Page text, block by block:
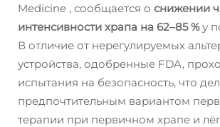
Medicine , сообщается о снижении
интенсивности храпа на 62–85 %у
В отличие от нерегулируемых
устройства, одобренные FDA,
испытания на безопасность, что
предпочтительным вариантом
терапии при первичном храпе и